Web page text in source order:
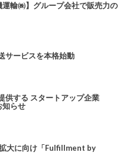
運輸㈱】グループ会社で販売力の
サービスを本格始動
供する スタートアップ企業
知らせ
大に向け「Fulfillment by